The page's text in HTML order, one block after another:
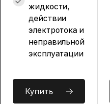
жидкости,
действии
электротока и
неправильной
эксплуатации
Купить